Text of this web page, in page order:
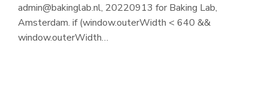
admin@bakinglab.nl, 20220913 for Baking Lab,
Amsterdam. if (window.outerWidth < 640 &&
window.outerWidth…